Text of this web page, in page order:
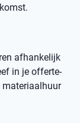
afhankelijk
in je offerte-
materiaalhuur